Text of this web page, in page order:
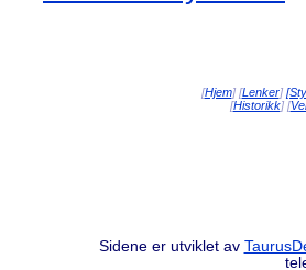
[Hjem] [Lenker]
[Historikk] [
Sidene er utviklet av